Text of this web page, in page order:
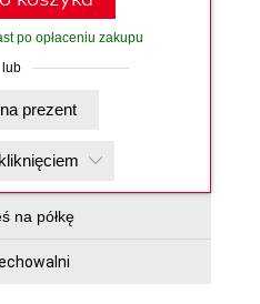
po opłaceniu zakupu
lub
Kup na prezent
na półkę